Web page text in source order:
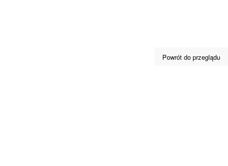
Powrót do przeglądu